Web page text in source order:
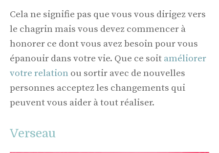
Cela ne signifie pas que vous vous dirigez vers
le chagrin mais vous devez commencer à
honorer ce dont vous avez besoin pour vous
épanouir dans votre vie. Que ce soit améliorer
votre relation ou sortir avec de nouvelles
personnes acceptez les changements qui
peuvent vous aider à tout réaliser.
Verseau